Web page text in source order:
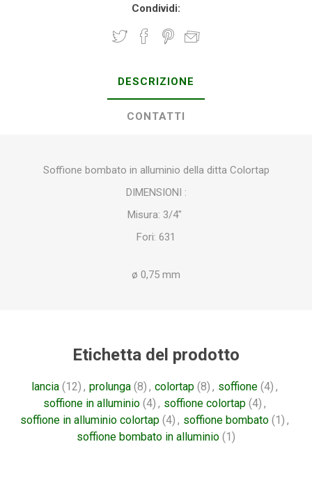
Condividi:
DESCRIZIONE
CONTATTI
Soffione bombato in alluminio della ditta Colortap
DIMENSIONI :
Misura: 3/4″
Fori: 631
ø 0,75 mm
Etichetta del prodotto
lancia (12) , prolunga (8) , colortap (8) , soffione (4) ,
soffione in alluminio (4) , soffione colortap (4) ,
soffione in alluminio colortap (4) , soffione bombato (1) ,
soffione bombato in alluminio (1)